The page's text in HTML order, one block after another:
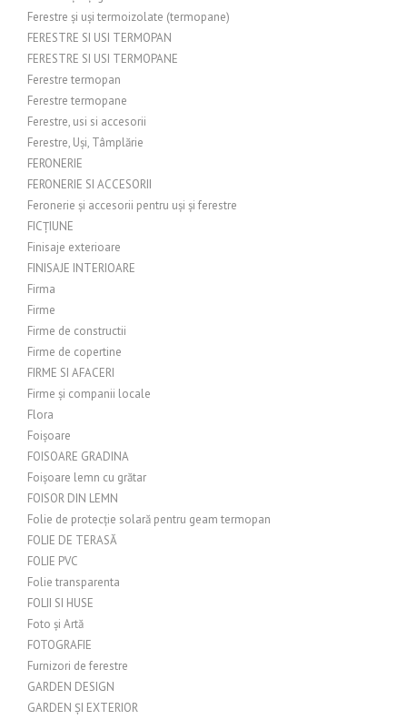
Ferestre și uși termoizolate (termopane)
FERESTRE SI USI TERMOPAN
FERESTRE SI USI TERMOPANE
Ferestre termopan
Ferestre termopane
Ferestre, usi si accesorii
Ferestre, Uși, Tâmplărie
FERONERIE
FERONERIE SI ACCESORII
Feronerie și accesorii pentru uși și ferestre
FICȚIUNE
Finisaje exterioare
FINISAJE INTERIOARE
Firma
Firme
Firme de constructii
Firme de copertine
FIRME SI AFACERI
Firme și companii locale
Flora
Foișoare
FOISOARE GRADINA
Foișoare lemn cu grătar
FOISOR DIN LEMN
Folie de protecție solară pentru geam termopan
FOLIE DE TERASĂ
FOLIE PVC
Folie transparenta
FOLII SI HUSE
Foto și Artă
FOTOGRAFIE
Furnizori de ferestre
GARDEN DESIGN
GARDEN ȘI EXTERIOR